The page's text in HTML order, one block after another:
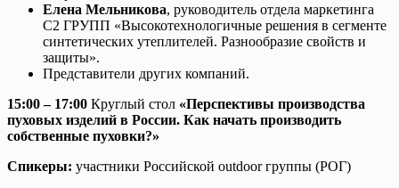
Елена Mельникова, руководитель отдела маркетинга
С2 ГРУПП «Высокотехнологичные решения в сегменте
синтетических утеплителей. Разнообразие свойств и
защиты».
Представители других компаний.
15:00 – 17:00 Круглый стол «Перспективы производства
пуховых изделий в России. Как начать производить
собственные пуховки?»
Спикеры: участники Российской outdoor группы (РОГ)